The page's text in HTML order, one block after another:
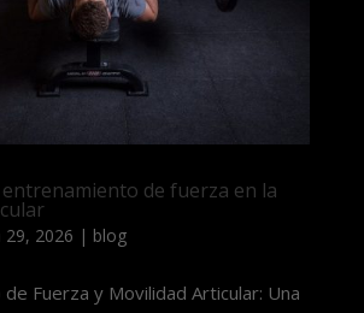
de fuerza en la
29, 2026 | blog
Fuerza y Movilidad Articular: Una